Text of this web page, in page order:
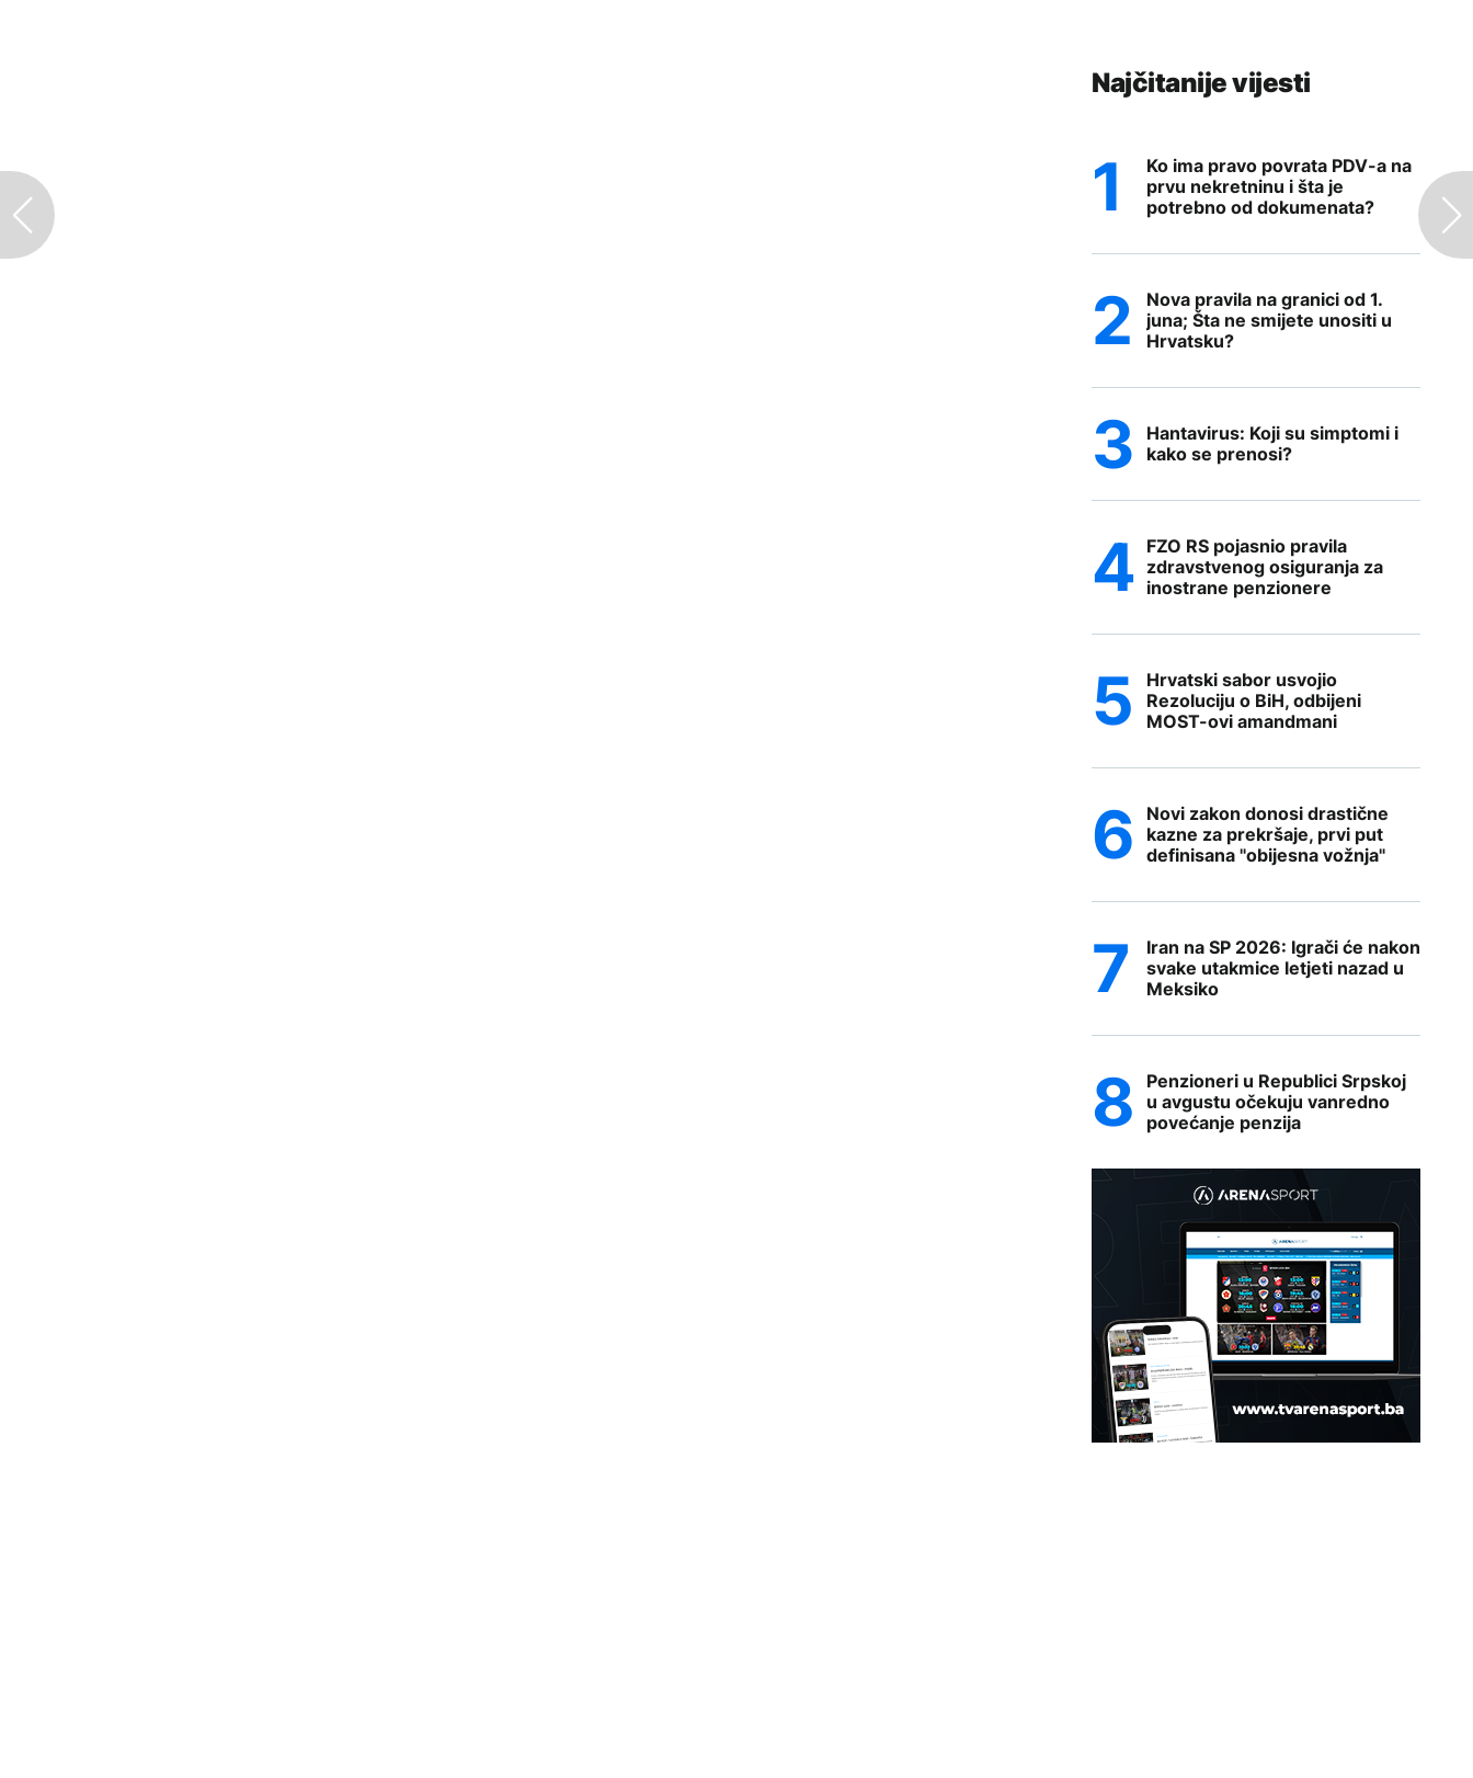
Najčitanije vijesti
Ko ima pravo povrata PDV-a na
prvu nekretninu i šta je
potrebno od dokumenata?
Nova pravila na granici od 1.
juna; Šta ne smijete unositi u
Hrvatsku?
Hantavirus: Koji su simptomi i
kako se prenosi?
FZO RS pojasnio pravila
zdravstvenog osiguranja za
inostrane penzionere
Hrvatski sabor usvojio
Rezoluciju o BiH, odbijeni
MOST-ovi amandmani
Novi zakon donosi drastične
kazne za prekršaje, prvi put
definisana "obijesna vožnja"
Iran na SP 2026: Igrači će nakon
svake utakmice letjeti nazad u
Meksiko
Penzioneri u Republici Srpskoj
u avgustu očekuju vanredno
povećanje penzija